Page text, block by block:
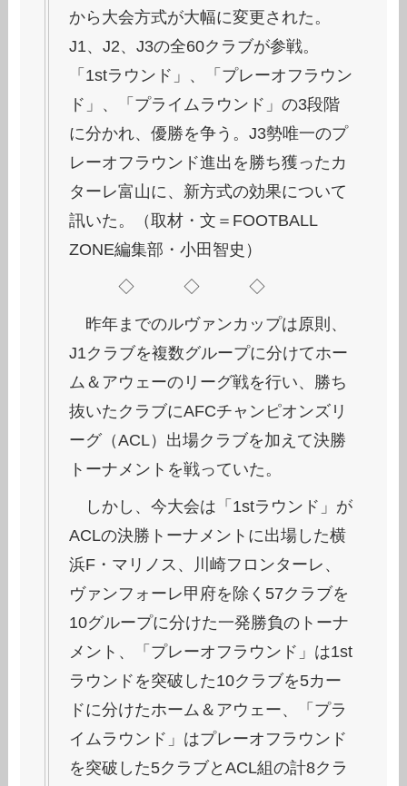
から大会方式が大幅に変更された。
J1、J2、J3の全60クラブが参戦。
「1stラウンド」、「プレーオフラウン
ド」、「プライムラウンド」の3段階
に分かれ、優勝を争う。J3勢唯一のプ
レーオフラウンド進出を勝ち獲ったカ
ターレ富山に、新方式の効果について
訊いた。（取材・文＝FOOTBALL
ZONE編集部・小田智史）
◇ ◇ ◇
昨年までのルヴァンカップは原則、
J1クラブを複数グループに分けてホー
ム＆アウェーのリーグ戦を行い、勝ち
抜いたクラブにAFCチャンピオンズリ
ーグ（ACL）出場クラブを加えて決勝
トーナメントを戦っていた。
しかし、今大会は「1stラウンド」が
ACLの決勝トーナメントに出場した横
浜F・マリノス、川崎フロンターレ、
ヴァンフォーレ甲府を除く57クラブを
10グループに分けた一発勝負のトーナ
メント、「プレーオフラウンド」は1st
ラウンドを突破した10クラブを5カー
ドに分けたホーム＆アウェー、「プラ
イムラウンド」はプレーオフラウンド
を突破した5クラブとACL組の計8クラ